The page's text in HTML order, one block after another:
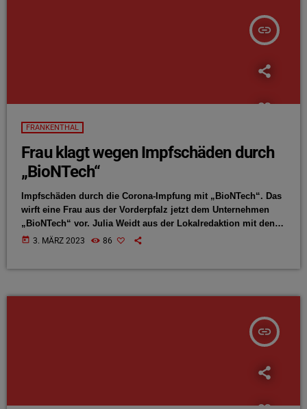
insert_link
FRANKENTHAL
Frau klagt wegen Impfschäden durch
„BioNTech“
Impfschäden durch die Corona-Impfung mit „BioNTech“. Das
wirft eine Frau aus der Vorderpfalz jetzt dem Unternehmen
„BioNTech“ vor. Julia Weidt aus der Lokalredaktion mit den
Details:
today 3. MÄRZ 2023 86
insert_link